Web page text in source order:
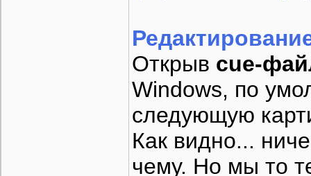
Открыв cue-
Windows, по
следующую
Как видно...
чему. Но мы то